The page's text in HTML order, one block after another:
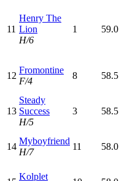
11
Henry The
Lion
H/6
1 59.0
12
Fromontine
F/4
8 58.5
13
Steady
Success
H/5
3 58.5
14
Myboyfriend
H/7
11 58.0
Kolplet